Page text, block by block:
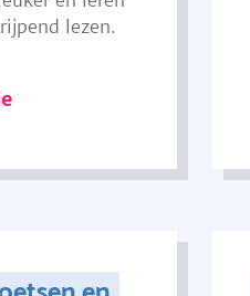
lezen.